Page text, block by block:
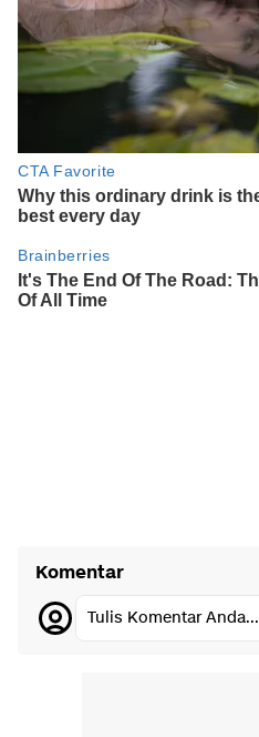
Komentar
Tulis Komentar Anda...